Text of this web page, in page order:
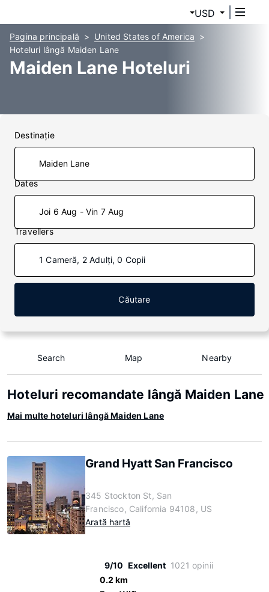
USD
Pagina principală
United States of America
Hoteluri lângă Maiden Lane
Maiden Lane Hoteluri
Destinaţie
Dates
Joi 6 Aug - Vin 7 Aug
Travellers
1 Cameră, 2 Adulți, 0 Copii
Căutare
Search Map Nearby
Hoteluri recomandate lângă Maiden Lane
Mai multe hoteluri lângă Maiden Lane
Grand Hyatt San Francisco
345 Stockton St, San
Francisco, California 94108, US
Arată hartă
9/10 Excellent 1021 opinii
0.2 km